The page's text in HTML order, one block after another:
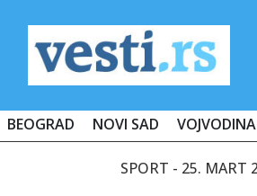
BEOGRAD NOVI SAD VOJVODINA
SPORT - 25. MART